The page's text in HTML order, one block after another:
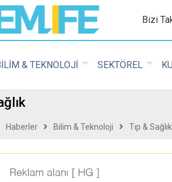
- Basılı veBizi
& TEKNOLOJİ SEKTÖREL
Haberler Bilim & Teknoloji Tıp & Sağlık